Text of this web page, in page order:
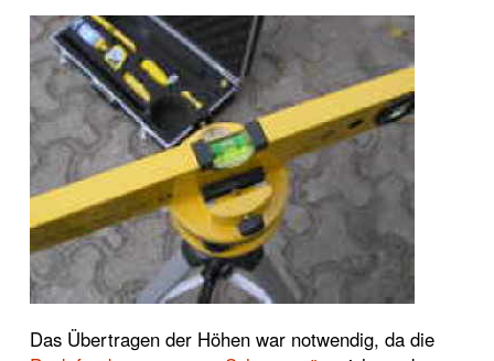
Das Übertragen der Höhen war notwendig, da die